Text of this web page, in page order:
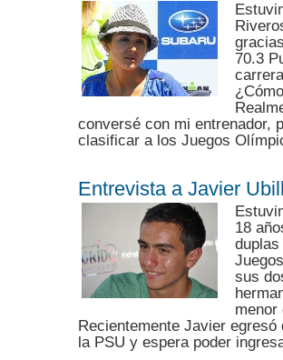
70.3
conversé con mi entrenador,
clasificar a los Juegos
Entrevista a Javier
18
sus
menor
Recientemente Javier
la PSU y espera poder